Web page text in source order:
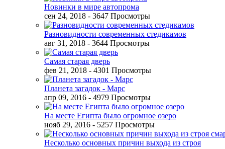
Новинки в мире автопрома
сен 24, 2018 - 3647 Просмотры
Разновидности современных стедикамов
авг 31, 2018 - 3644 Просмотры
Самая старая дверь
фев 21, 2018 - 4301 Просмотры
Планета загадок - Марс
апр 09, 2016 - 4979 Просмотры
На месте Египта было огромное озеро
нояб 29, 2016 - 5257 Просмотры
Несколько основных причин выхода из строя